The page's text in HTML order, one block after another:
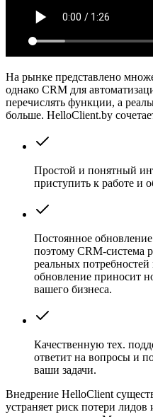
На рынке представлено
однако CRM для
перечислять функции, а
больше. HelloClient.by
Простой и понятный
приступить к работе и
Постоянное
поэтому CRM-система
реальных
обновление приносит
вашего бизнеса.
Качественную тех.
ответит на вопросы и
ваши задачи.
Внедрение HelloClient
устраняет риск потери